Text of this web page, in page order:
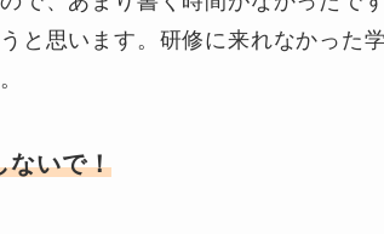
と思います。研修に来れなかった
ないで！